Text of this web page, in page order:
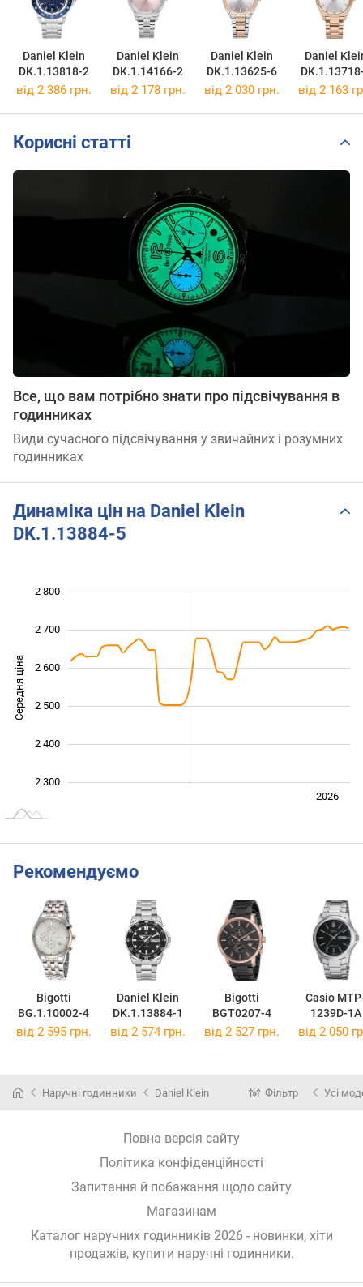
Daniel Klein
DK.1.13818-2
Daniel Klein
DK.1.14166-2
Daniel Klein
DK.1.13625-6
Daniel
від 2 386 грн. від 2 178 грн. від 2 030 грн. від 2 163
Корисні статті
Все, що вам потрібно знати про підсвічування в
годинниках
Види сучасного підсвічування у звичайних і розумних
годинниках
Динаміка цін на Daniel Klein
DK.1.13884-5
Середня ціна
2 300
2 400
2 500
2 600
2 800
2 700
2026
Рекомендуємо
Bigotti
BG.1.10002-4
Daniel Klein
DK.1.13884-1
Bigotti
BGT0207-4
Casio
1239D-1A
від 2 595 грн. від 2 574 грн. від 2 527 грн. від 2 050
Наручні годинники Daniel Klein Фільтр Усі
Повна версія сайту
Політика конфіденційності
Запитання й побажання щодо сайту
Магазинам
Каталог наручних годинників 2026 - новинки, хіти
продажів, купити наручні годинники.